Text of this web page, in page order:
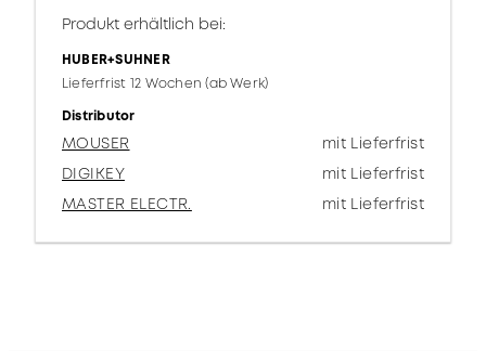
Produkt erhältlich bei:
HUBER+SUHNER
Lieferfrist 12 Wochen (ab Werk)
Distributor
MOUSER
mit Lieferfrist
DIGIKEY
mit Lieferfrist
MASTER ELECTR.
mit Lieferfrist